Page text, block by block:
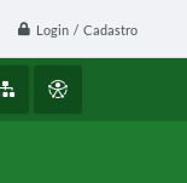
Login / Cadastro